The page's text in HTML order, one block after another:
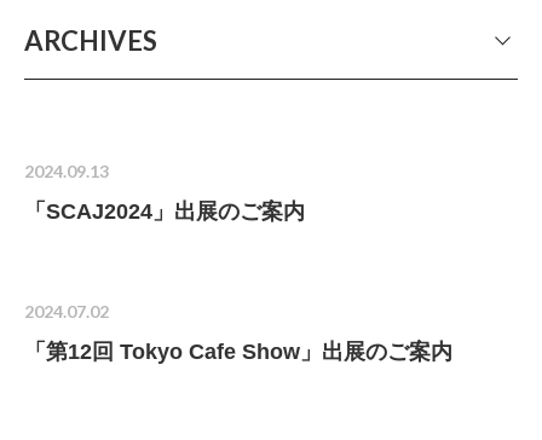
ARCHIVES
2024.09.13
「SCAJ2024」出展のご案内
2024.07.02
「第12回 Tokyo Cafe Show」出展のご案内